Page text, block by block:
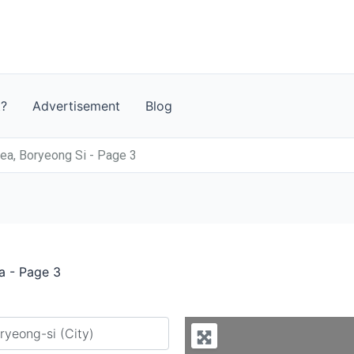
Advertisement Blog
Boryeong Si - Page 3
- Page 3
city or country